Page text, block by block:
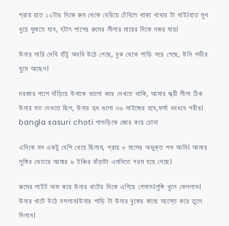
প্রায় রাত ১২টার দিকে রুম থেকে বেরিয়ে টেবিলে থাকা খাবার টা খাই।হাত মুখ
ধুয়ে ঘুমাতে যাব, হটাৎ পাশের রুমের লীলার মায়ের দিকে নজর যায়।
উনার সারি দেখি হাঁটু অবধি উঠে গেছে, বুক থেকে শাড়ি সরে গেছে, উনি গভীর
ঘুমে আছেন।
দরজার পাশে দাঁড়িয়ে উনাকে ভালো করে দেখতে থাকি, আমার স্ত্রী লীলা ঠিক
উনার মত দেখতে ছিল, উনার দুধ গুলো ৩৬ সাইজের হবে,ফর্সা ধবধবে শরীর।
bangla sasuri choti শাশুড়িকে জোর করে চোদা
এদিকে মদ একটু বেশি খেয়ে ছিলাম, প্রায় ৮ মাসের অভুক্ত পশু আমি। আমার
লুঙ্গির ভেতরে আমার ৬ ইঞ্চির বাঁড়াটা এমনিতে গরম হয়ে গেছে।
রুমের লাইট অফ করে উনার খাটের দিকে এগিয়ে গেলাম।লুঙ্গি খুলে ফেললাম।
উনার খাটে উঠে বসলাম।উনার শাড়ি টা উনার বুকের কাছে আস্তে করে তুলে
দিলাম।